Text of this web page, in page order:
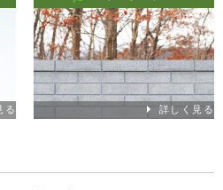
る 詳しく見る